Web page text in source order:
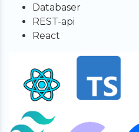
Databaser
REST-api
React